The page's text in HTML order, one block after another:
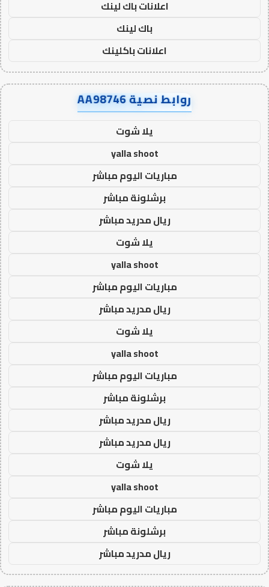
اعلانات باك لينك
باك لينك
اعلانات باكلينك
روابط نصية AA98746
يلا شوت
yalla shoot
مباريات اليوم مباشر
برشلونة مباشر
ريال مدريد مباشر
يلا شوت
yalla shoot
مباريات اليوم مباشر
ريال مدريد مباشر
يلا شوت
yalla shoot
مباريات اليوم مباشر
برشلونة مباشر
ريال مدريد مباشر
ريال مدريد مباشر
يلا شوت
yalla shoot
مباريات اليوم مباشر
برشلونة مباشر
ريال مدريد مباشر